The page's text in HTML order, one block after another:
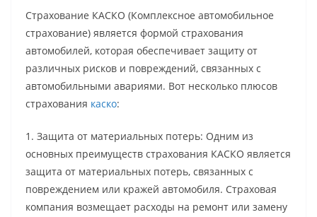
Страхование КАСКО (Комплексное автомобильное
страхование) является формой страхования
автомобилей, которая обеспечивает защиту от
различных рисков и повреждений, связанных с
автомобильными авариями. Вот несколько плюсов
страхования каско:
1. Защита от материальных потерь: Одним из
основных преимуществ страхования КАСКО является
защита от материальных потерь, связанных с
повреждением или кражей автомобиля. Страховая
компания возмещает расходы на ремонт или замену